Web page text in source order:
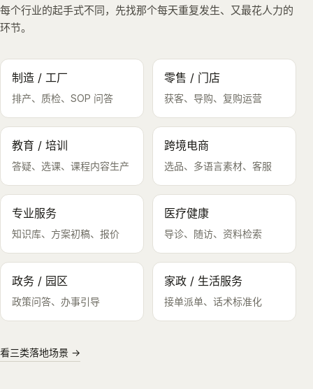
每个行业的起手式不同，先找那个每天重复发生、又最花人力的
环节。
制造 / 工厂
排产、质检、SOP 问答
零售 / 门店
获客、导购、复购运营
教育 / 培训
答疑、选课、课程内容生产
跨境电商
选品、多语言素材、客服
专业服务
知识库、方案初稿、报价
医疗健康
导诊、随访、资料检索
政务 / 园区
政策问答、办事引导
家政 / 生活服务
接单派单、话术标准化
看三类落地场景 →